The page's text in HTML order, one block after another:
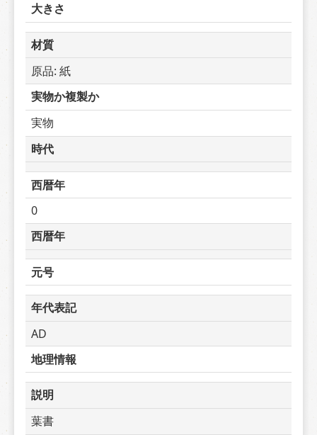
大きさ
材質
原品: 紙
実物か複製か
実物
時代
西暦年
0
西暦年
元号
年代表記
AD
地理情報
説明
葉書